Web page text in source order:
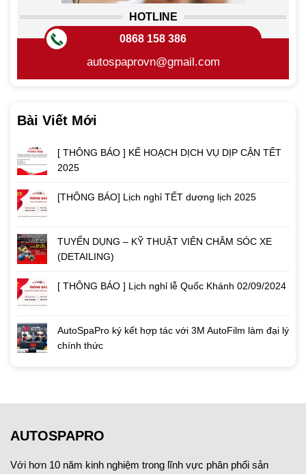
HOTLINE
0868 158 386
autospaprovn@gmail.com
Bài Viết Mới
[ THÔNG BÁO ] KẾ HOẠCH DỊCH VỤ DỊP CẬN TẾT
2025
[THÔNG BÁO] Lịch nghỉ TẾT dương lịch 2025
TUYỂN DỤNG – KỸ THUẬT VIÊN CHĂM SÓC XE
(DETAILING)
[ THÔNG BÁO ] Lịch nghỉ lễ Quốc Khánh 02/09/2024
AutoSpaPro ký kết hợp tác với 3M AutoFilm làm đại lý
chính thức
AUTOSPAPRO
Với hơn 10 năm kinh nghiệm trong lĩnh vực phân phối sản